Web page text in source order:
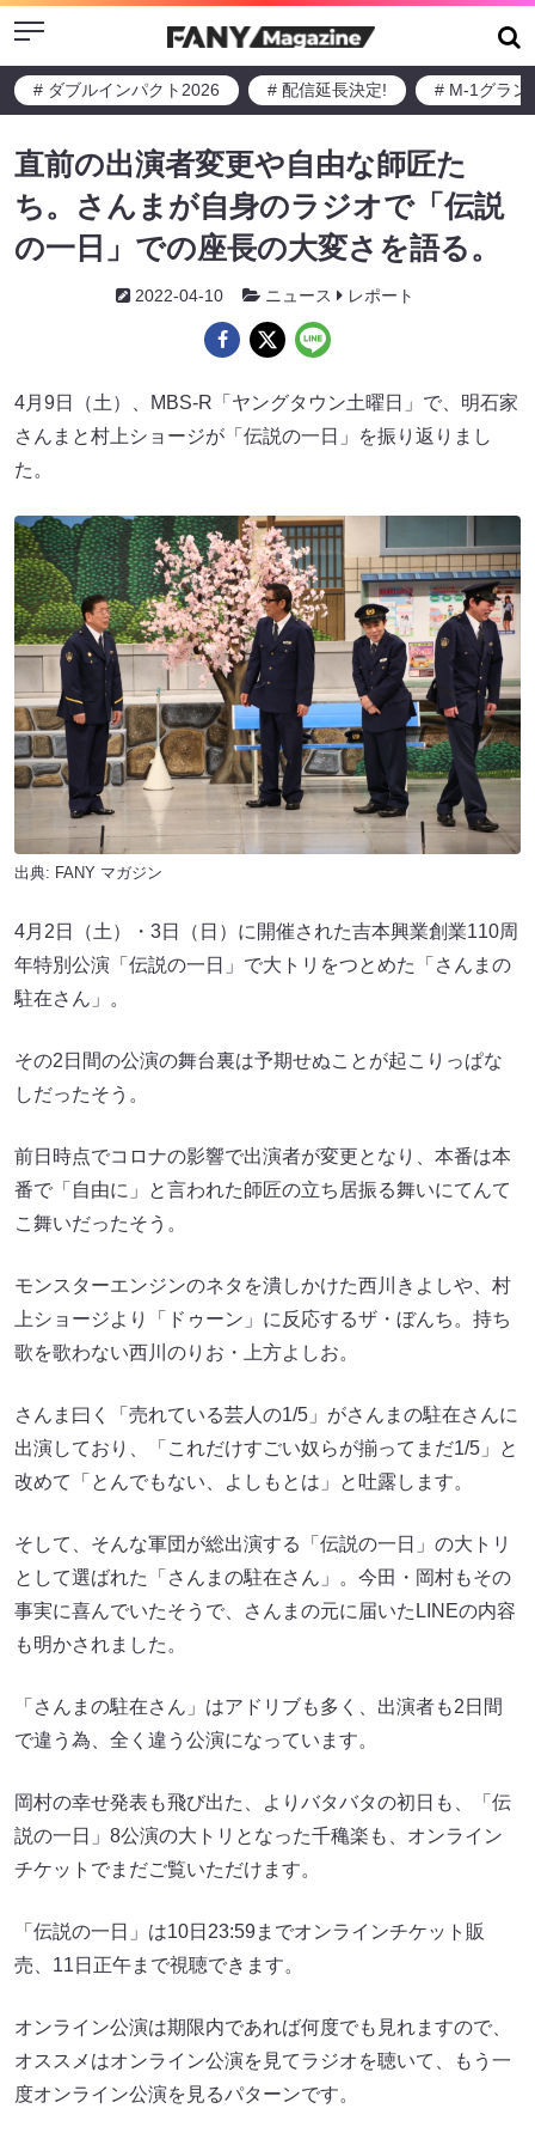
Menu
# ダブルインパクト2026 # 配信延長決定! # M-1グラン
直前の出演者変更や自由な師匠た
ち。さんまが自身のラジオで「伝説
の一日」での座長の大変さを語る。
2022-04-10 ニュース レポート
4月9日（土）、MBS-R「ヤングタウン土曜日」で、明石家
さんまと村上ショージが「伝説の一日」を振り返りまし
た。
出典: FANY マガジン
4月2日（土）・3日（日）に開催された吉本興業創業110周
年特別公演「伝説の一日」で大トリをつとめた「さんまの
駐在さん」。
その2日間の公演の舞台裏は予期せぬことが起こりっぱな
しだったそう。
前日時点でコロナの影響で出演者が変更となり、本番は本
番で「自由に」と言われた師匠の立ち居振る舞いにてんて
こ舞いだったそう。
モンスターエンジンのネタを潰しかけた西川きよしや、村
上ショージより「ドゥーン」に反応するザ・ぼんち。持ち
歌を歌わない西川のりお・上方よしお。
さんま曰く「売れている芸人の1/5」がさんまの駐在さんに
出演しており、「これだけすごい奴らが揃ってまだ1/5」と
改めて「とんでもない、よしもとは」と吐露します。
そして、そんな軍団が総出演する「伝説の一日」の大トリ
として選ばれた「さんまの駐在さん」。今田・岡村もその
事実に喜んでいたそうで、さんまの元に届いたLINEの内容
も明かされました。
「さんまの駐在さん」はアドリブも多く、出演者も2日間
で違う為、全く違う公演になっています。
岡村の幸せ発表も飛び出た、よりバタバタの初日も、「伝
説の一日」8公演の大トリとなった千穐楽も、オンライン
チケットでまだご覧いただけます。
「伝説の一日」は10日23:59までオンラインチケット販
売、11日正午まで視聴できます。
オンライン公演は期限内であれば何度でも見れますので、
オススメはオンライン公演を見てラジオを聴いて、もう一
度オンライン公演を見るパターンです。